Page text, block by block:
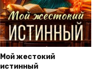
Мой жестокий
истинный